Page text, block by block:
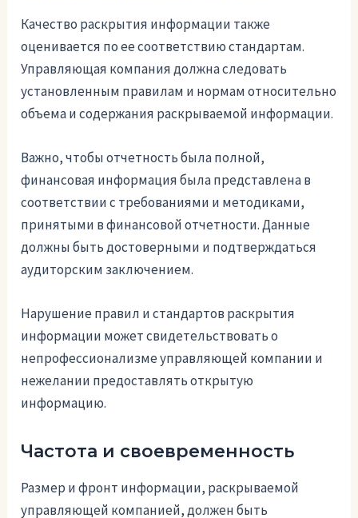
Качество раскрытия информации также
оценивается по ее соответствию стандартам.
Управляющая компания должна следовать
установленным правилам и нормам относительно
объема и содержания раскрываемой информации.
Важно, чтобы отчетность была полной,
финансовая информация была представлена в
соответствии с требованиями и методиками,
принятыми в финансовой отчетности. Данные
должны быть достоверными и подтверждаться
аудиторским заключением.
Нарушение правил и стандартов раскрытия
информации может свидетельствовать о
непрофессионализме управляющей компании и
нежелании предоставлять открытую
информацию.
Частота и своевременность
Размер и фронт информации, раскрываемой
управляющей компанией, должен быть